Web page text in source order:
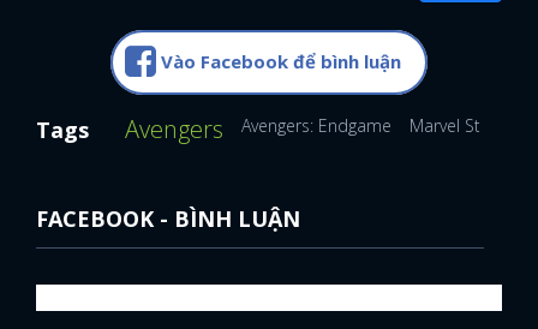
Vào Facebook để bình luận
Tags Avengers Avengers: Endgame Marvel Studios
FACEBOOK - BÌNH LUẬN